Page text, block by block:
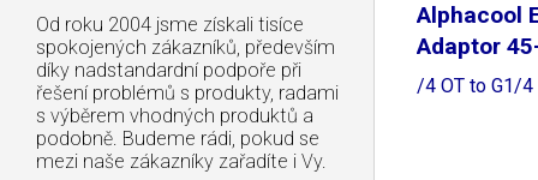
Od roku 2004 jsme získali tisíce
spokojených zákazníků, především
díky nadstandardní podpoře při
řešení problémů s produkty, radami
s výběrem vhodných produktů a
podobně. Budeme rádi, pokud se
mezi naše zákazníky zařadíte i Vy.
Alphacool
Adaptor
/4 OT to G1/4